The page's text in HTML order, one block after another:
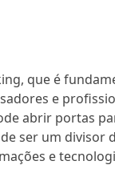
que é
e
abrir portas
ser um divisor
e